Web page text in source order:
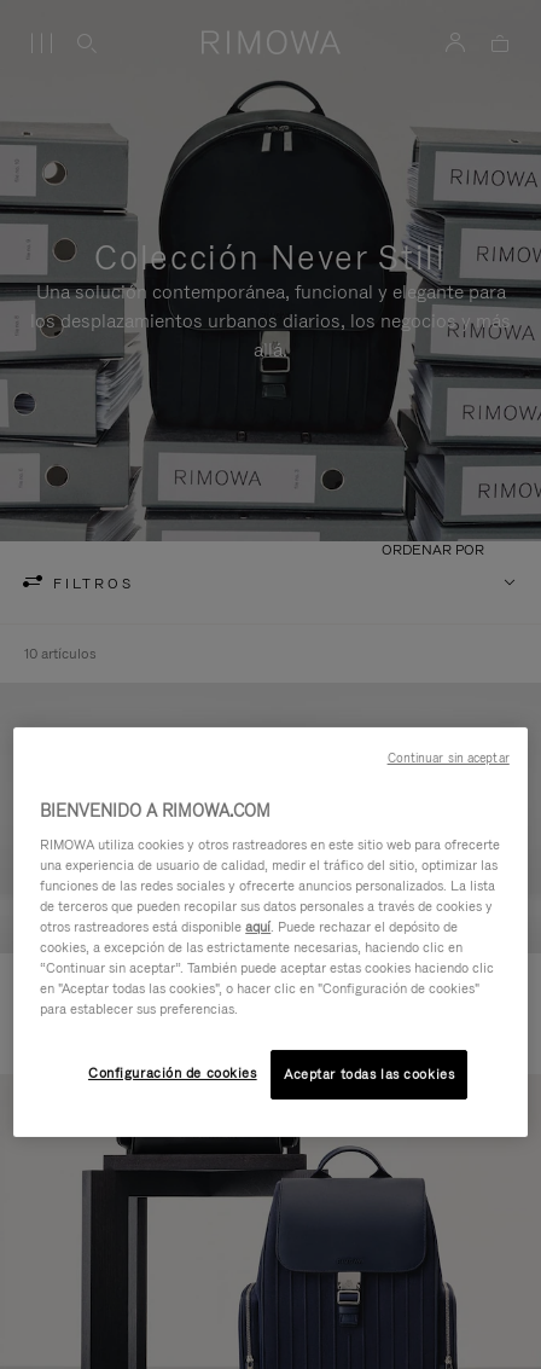
Colección Never Still
Una solución contemporánea, funcional y elegante para
los desplazamientos urbanos diarios, los negocios y más
allá.
FILTROS
ORDENAR POR
10 artículos
Never Still - Cuero Neceser
590,00 €
Never Still - Cuero Mochila
BIENVENIDO A RIMOWA.COM
RIMOWA utiliza cookies y otros rastreadores en este sitio web para ofrecerte
una experiencia de usuario de calidad, medir el tráfico del sitio, optimizar las
funciones de las redes sociales y ofrecerte anuncios personalizados. La lista
de terceros que pueden recopilar sus datos personales a través de cookies y
otros rastreadores está disponibleaquí. Puede rechazar el depósito de
cookies, a excepción de las estrictamente necesarias, haciendo clic en
“Continuar sin aceptar”. También puede aceptar estas cookies haciendo clic
en "Aceptar todas las cookies", o hacer clic en "Configuración de cookies"
para establecer sus preferencias.
Configuración de cookies Aceptar todas las cookies
Continuar sin aceptar